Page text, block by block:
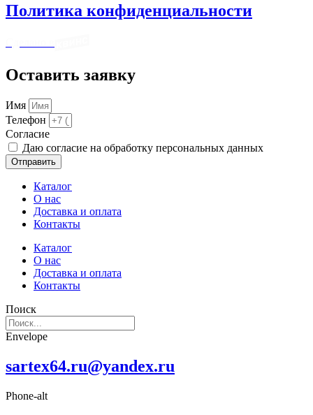
Политика конфиденциальности
Оставить заявку
Имя
Телефон
Cогласие
Даю согласие на обработку персональных данных
Отправить
Каталог
О нас
Доставка и оплата
Контакты
Каталог
О нас
Доставка и оплата
Контакты
Поиск
Envelope
sartex64.ru@yandex.ru
Phone-alt